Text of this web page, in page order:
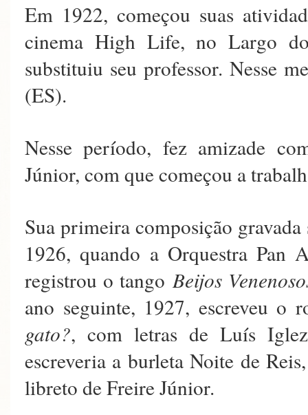
Em 1922, começou suas
cinema High Life, no Largo
substituiu seu professor. Nesse
(ES).
Nesse período, fez amizade
Júnior, com que começou
Sua primeira composição
1926, quando a Orquestra Pan
registrou o tangoBeijos
ano seguinte, 1927, escreveu o
gato?, com letras de Luís
escreveria a burleta Noite de
libreto de Freire Júnior.